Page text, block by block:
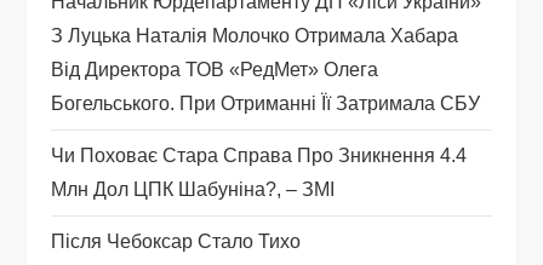
с
і
в
З Луцька Наталія Молочко Отримала Хабара
Від Директора ТОВ «РедМет» Олега
Богельського. При Отриманні Її Затримала СБУ
Чи Поховає Стара Справа Про Зникнення 4.4
Млн Дол ЦПК Шабуніна?, – ЗМІ
Після Чебоксар Стало Тихо